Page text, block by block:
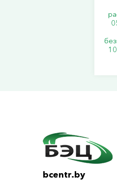
bcentr.by